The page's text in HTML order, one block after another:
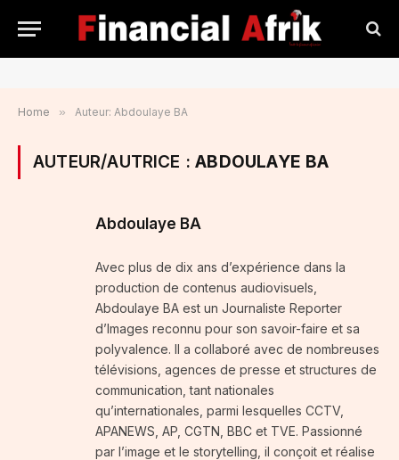
Home » Auteur: Abdoulaye BA
AUTEUR/AUTRICE :ABDOULAYE BA
Abdoulaye BA
Avec plus de dix ans d’expérience dans la
production de contenus audiovisuels,
Abdoulaye BA est un Journaliste Reporter
d’Images reconnu pour son savoir-faire et sa
polyvalence. Il a collaboré avec de nombreuses
télévisions, agences de presse et structures de
communication, tant nationales
qu’internationales, parmi lesquelles CCTV,
APANEWS, AP, CGTN, BBC et TVE. Passionné
par l’image et le storytelling, il conçoit et réalise